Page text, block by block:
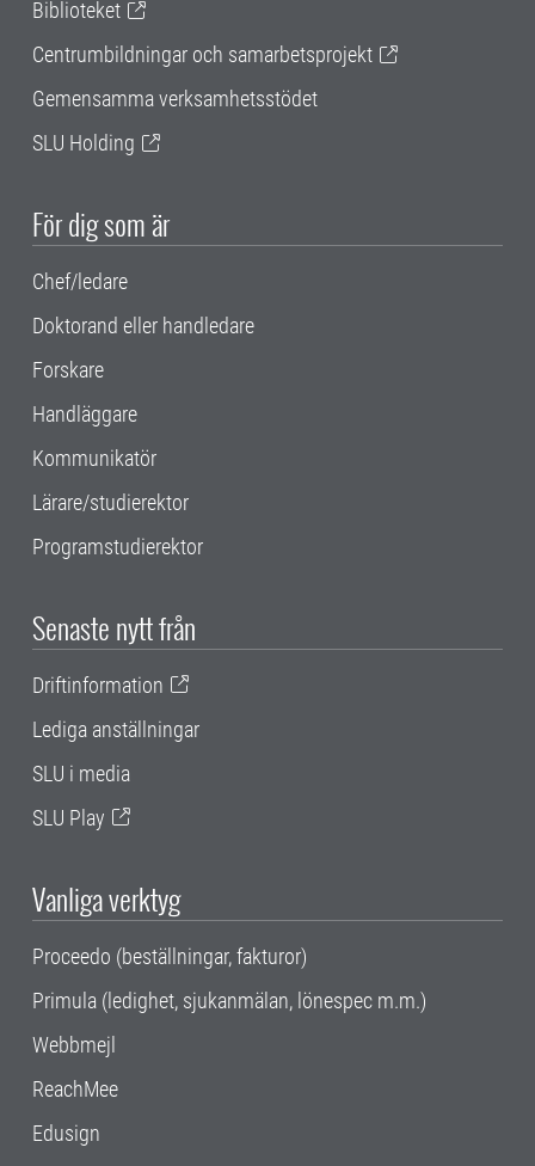
Biblioteket
Centrumbildningar och samarbetsprojekt
Gemensamma verksamhetsstödet
SLU Holding
För dig som är
Chef/ledare
Doktorand eller handledare
Forskare
Handläggare
Kommunikatör
Lärare/studierektor
Programstudierektor
Senaste nytt från
Driftinformation
Lediga anställningar
SLU i media
SLU Play
Vanliga verktyg
Proceedo (beställningar, fakturor)
Primula (ledighet, sjukanmälan, lönespec m.m.)
Webbmejl
ReachMee
Edusign